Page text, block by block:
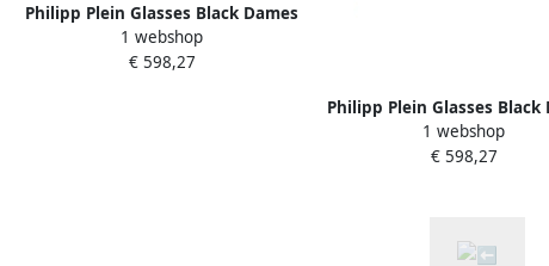
Philipp Plein Glasses Black Dames
1 webshop
€ 598,27
Philipp Plein Glasses Black
1 webshop
€ 598,27